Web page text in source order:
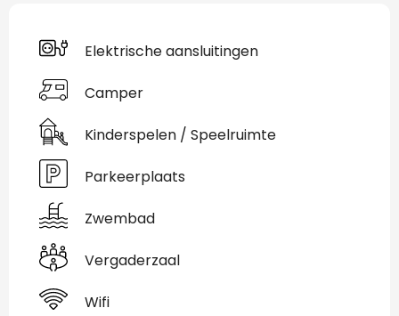
Elektrische aansluitingen
Camper
Kinderspelen / Speelruimte
Parkeerplaats
Zwembad
Vergaderzaal
Wifi